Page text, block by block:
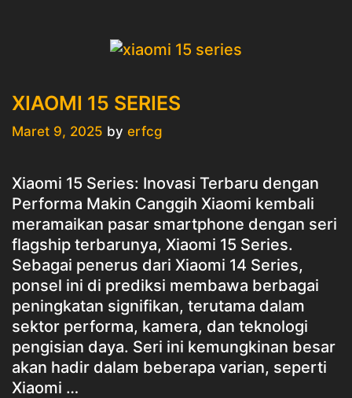
XIAOMI 15 SERIES
Maret 9, 2025 by erfcg
Xiaomi 15 Series: Inovasi Terbaru dengan
Performa Makin Canggih Xiaomi kembali
meramaikan pasar smartphone dengan seri
flagship terbarunya, Xiaomi 15 Series.
Sebagai penerus dari Xiaomi 14 Series,
ponsel ini di prediksi membawa berbagai
peningkatan signifikan, terutama dalam
sektor performa, kamera, dan teknologi
pengisian daya. Seri ini kemungkinan besar
akan hadir dalam beberapa varian, seperti
Xiaomi …